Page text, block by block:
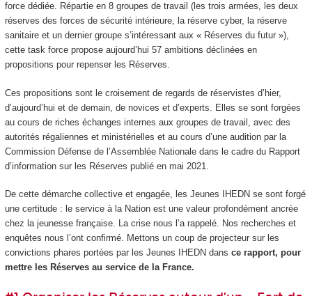
force dédiée. Répartie en 8 groupes de travail (les trois armées, les deux
réserves des forces de sécurité intérieure, la réserve cyber, la réserve
sanitaire et un dernier groupe s’intéressant aux « Réserves du futur »),
cette task force propose aujourd’hui 57 ambitions déclinées en
propositions pour repenser les Réserves.
Ces propositions sont le croisement de regards de réservistes d’hier,
d’aujourd’hui et de demain, de novices et d’experts. Elles se sont forgées
au cours de riches échanges internes aux groupes de travail, avec des
autorités régaliennes et ministérielles et au cours d’une audition par la
Commission Défense de l’Assemblée Nationale dans le cadre du Rapport
d’information sur les Réserves publié en mai 2021.
De cette démarche collective et engagée, les Jeunes IHEDN se sont forgé
une certitude : le service à la Nation est une valeur profondément ancrée
chez la jeunesse française. La crise nous l’a rappelé. Nos recherches et
enquêtes nous l’ont confirmé. Mettons un coup de projecteur sur les
convictions phares portées par les Jeunes IHEDN dans ce rapport, pour
mettre les Réserves au service de la France.